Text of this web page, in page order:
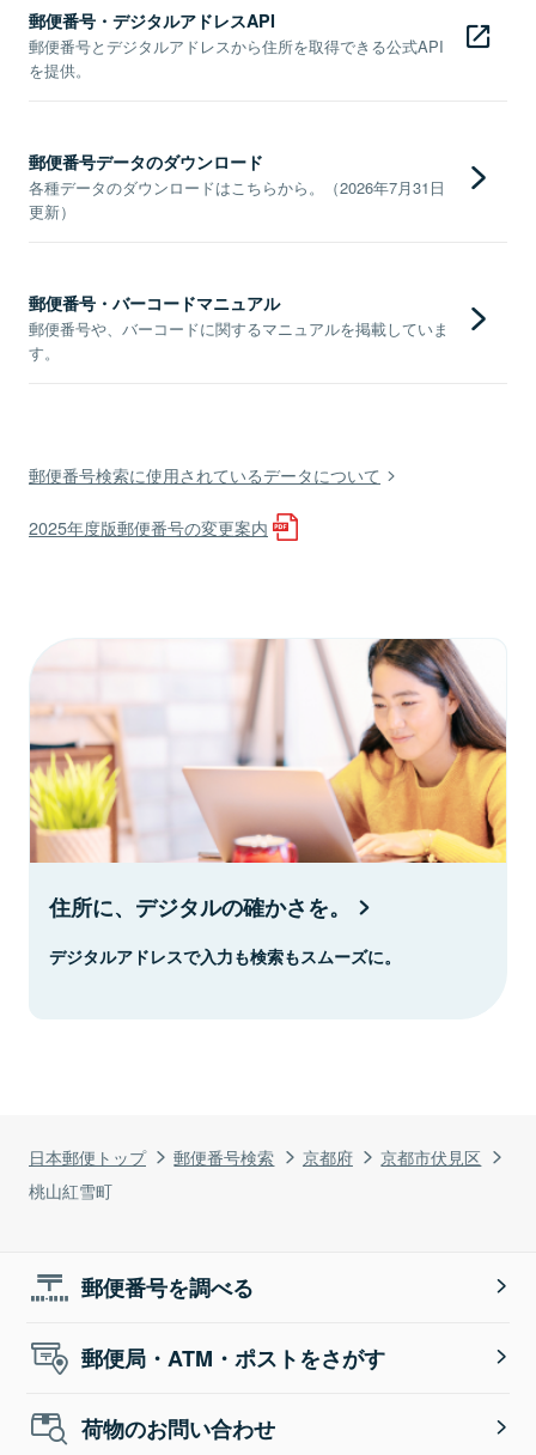
日本郵便トップ 郵便番号検索 京都府
京都市伏見区
桃山紅雪町
郵便番号・デジタルアドレスAPI
郵便番号とデジタルアドレスから住所を取得できる公式API
を提供。
郵便番号データのダウンロード
各種データのダウンロードはこちらから。（2026年7月31日
更新）
郵便番号・バーコードマニュアル
郵便番号や、バーコードに関するマニュアルを掲載していま
す。
郵便番号検索に使用されているデータについて
2025年度版郵便番号の変更案内
住所に、デジタルの確かさを。
デジタルアドレスで入力も検索もスムーズに。
郵便番号を調べる
郵便局・ATM・ポストをさがす
荷物のお問い合わせ